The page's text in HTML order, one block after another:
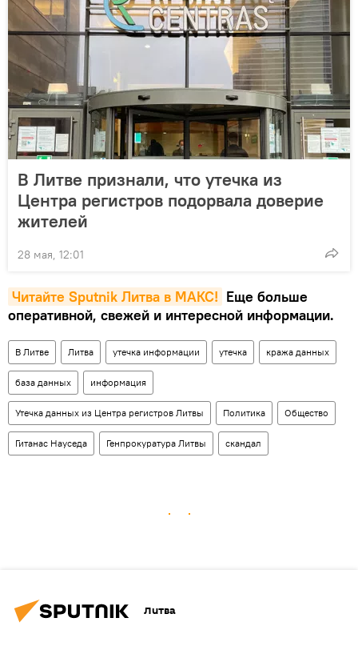
В Литве признали, что утечка из
Центра регистров подорвала доверие
жителей
28 мая, 12:01
Читайте Sputnik Литва в MAКС! Еще больше
оперативной, свежей и интересной информации.
В Литве Литва утечка информации утечка кража данных
база данных информация
Утечка данных из Центра регистров Литвы Политика Общество
Гитанас Науседа Генпрокуратура Литвы скандал
Литва